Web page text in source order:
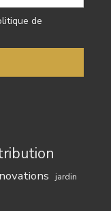
de
jardin